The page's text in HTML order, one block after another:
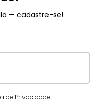
— cadastre-se!
de Privacidade.